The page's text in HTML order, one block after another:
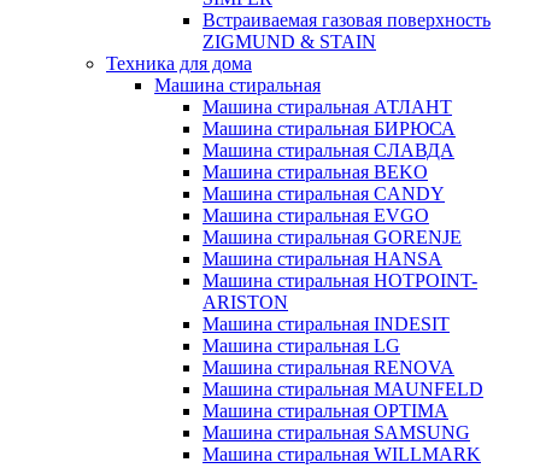
Встраиваемая газовая поверхность
ZIGMUND & STAIN
Техника для дома
Машина стиральная
Машина стиральная АТЛАНТ
Машина стиральная БИРЮСА
Машина стиральная СЛАВДА
Машина стиральная BEKO
Машина стиральная CANDY
Машина стиральная EVGO
Машина стиральная GORENJE
Машина стиральная HANSA
Машина стиральная HOTPOINT-
ARISTON
Машина стиральная INDESIT
Машина стиральная LG
Машина стиральная RENOVA
Машина стиральная MAUNFELD
Машина стиральная OPTIMA
Машина стиральная SAMSUNG
Машина стиральная WILLMARK